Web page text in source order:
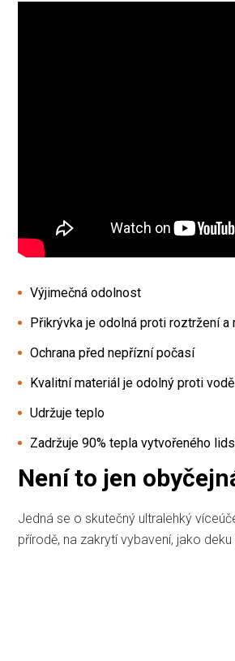
Výjimečná odolnost
Přikrývka je odolná proti roztržení
Ochrana před nepřízní počasí
Kvalitní materiál je odolný proti
Udržuje teplo
Zadržuje 90% tepla vytvořeného
Není to jen
Jedná se o skutečný ultralehký
přírodě, na zakrytí vybavení, jako deku